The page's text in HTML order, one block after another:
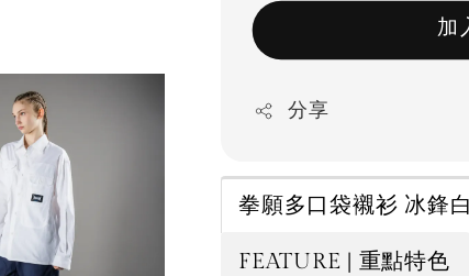
加
分享
拳願多口袋襯衫 冰鋒
FEATURE | 重點特色